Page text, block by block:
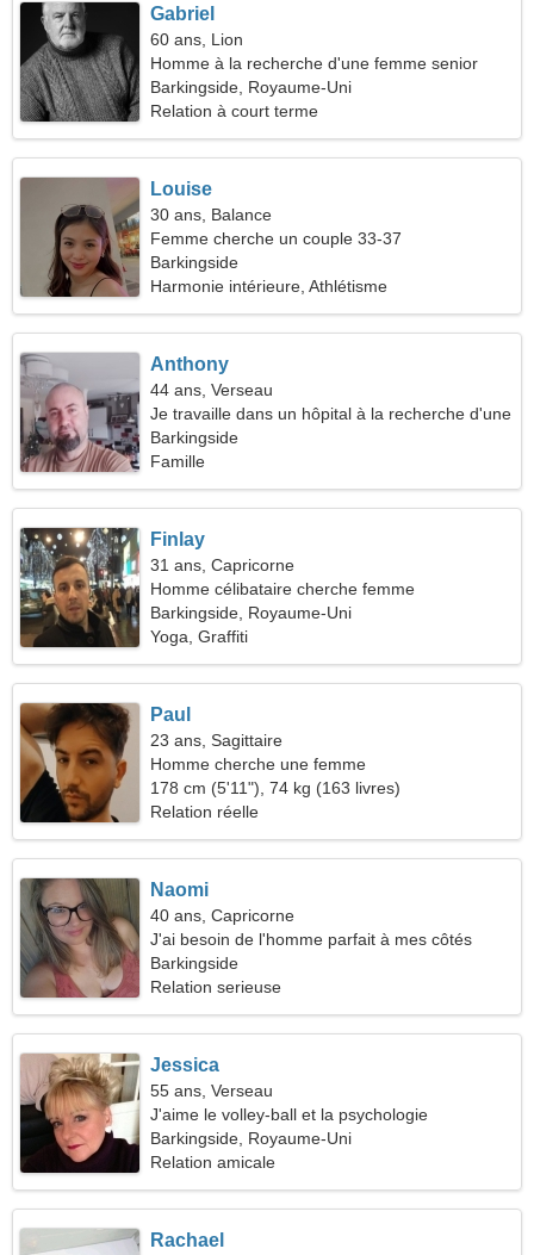
Gabriel
60 ans, Lion
Homme à la recherche d'une femme senior
Barkingside, Royaume-Uni
Relation à court terme
Louise
30 ans, Balance
Femme cherche un couple 33-37
Barkingside
Harmonie intérieure, Athlétisme
Anthony
44 ans, Verseau
Je travaille dans un hôpital à la recherche d'une
femme sincère
Barkingside
Famille
Finlay
31 ans, Capricorne
Homme célibataire cherche femme
Barkingside, Royaume-Uni
Yoga, Graffiti
Paul
23 ans, Sagittaire
Homme cherche une femme
178 cm (5'11"), 74 kg (163 livres)
Relation réelle
Naomi
40 ans, Capricorne
J'ai besoin de l'homme parfait à mes côtés
Barkingside
Relation serieuse
Jessica
55 ans, Verseau
J'aime le volley-ball et la psychologie
Barkingside, Royaume-Uni
Relation amicale
Rachael